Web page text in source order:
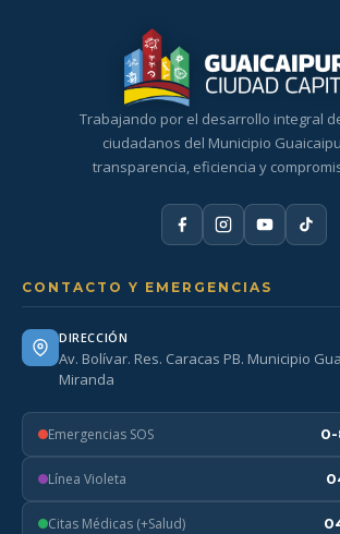
Trabajando por el desarrollo integral
ciudadanos del Municipio
transparencia, eficiencia y
CONTACTO Y EMERGENCIAS
DIRECCIÓN
Av. Bolívar. Res. Caracas PB. Municipio
Miranda
Emergencias SOS
Línea Violeta
Citas Médicas (+Salud)